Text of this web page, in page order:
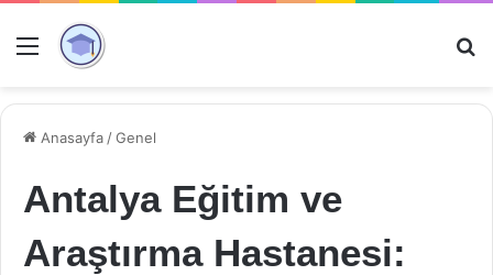
Menü
Anasayfa /Genel
Antalya Eğitim ve
Araştırma Hastanesi: